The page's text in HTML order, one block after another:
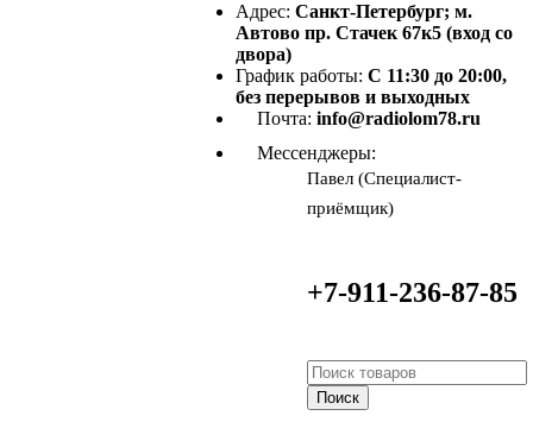
Адрес: Санкт-Петербург; м.
Автово пр. Стачек 67к5 (вход со
двора)
График работы: С 11:30 до 20:00,
без перерывов и выходных
Почта: info@radiolom78.ru
Мессенджеры:
Павел (Специалист-
приёмщик)
+7-911-236-87-85
Поиск